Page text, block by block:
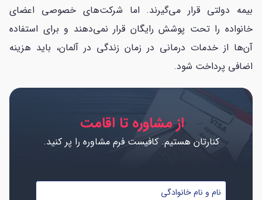
بیمه دولتی قرار می‌گیرند. اما شرکت‌های خصوصی اعضای
خانواده را تحت پوشش رایگان قرار نمی‌دهند و برای استفاده
آن‌ها از خدمات درمانی در زمان زندگی در آلمان، باید هزینه
اضافی پرداخت شود.
از مشاوره تا اقامت
کنارتان هستیم. کافیست فرم مشاوره را پر کنید.
نام